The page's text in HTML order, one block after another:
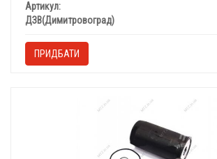
Артикул:
ДЗВ(Димитровоград)
ПРИДБАТИ